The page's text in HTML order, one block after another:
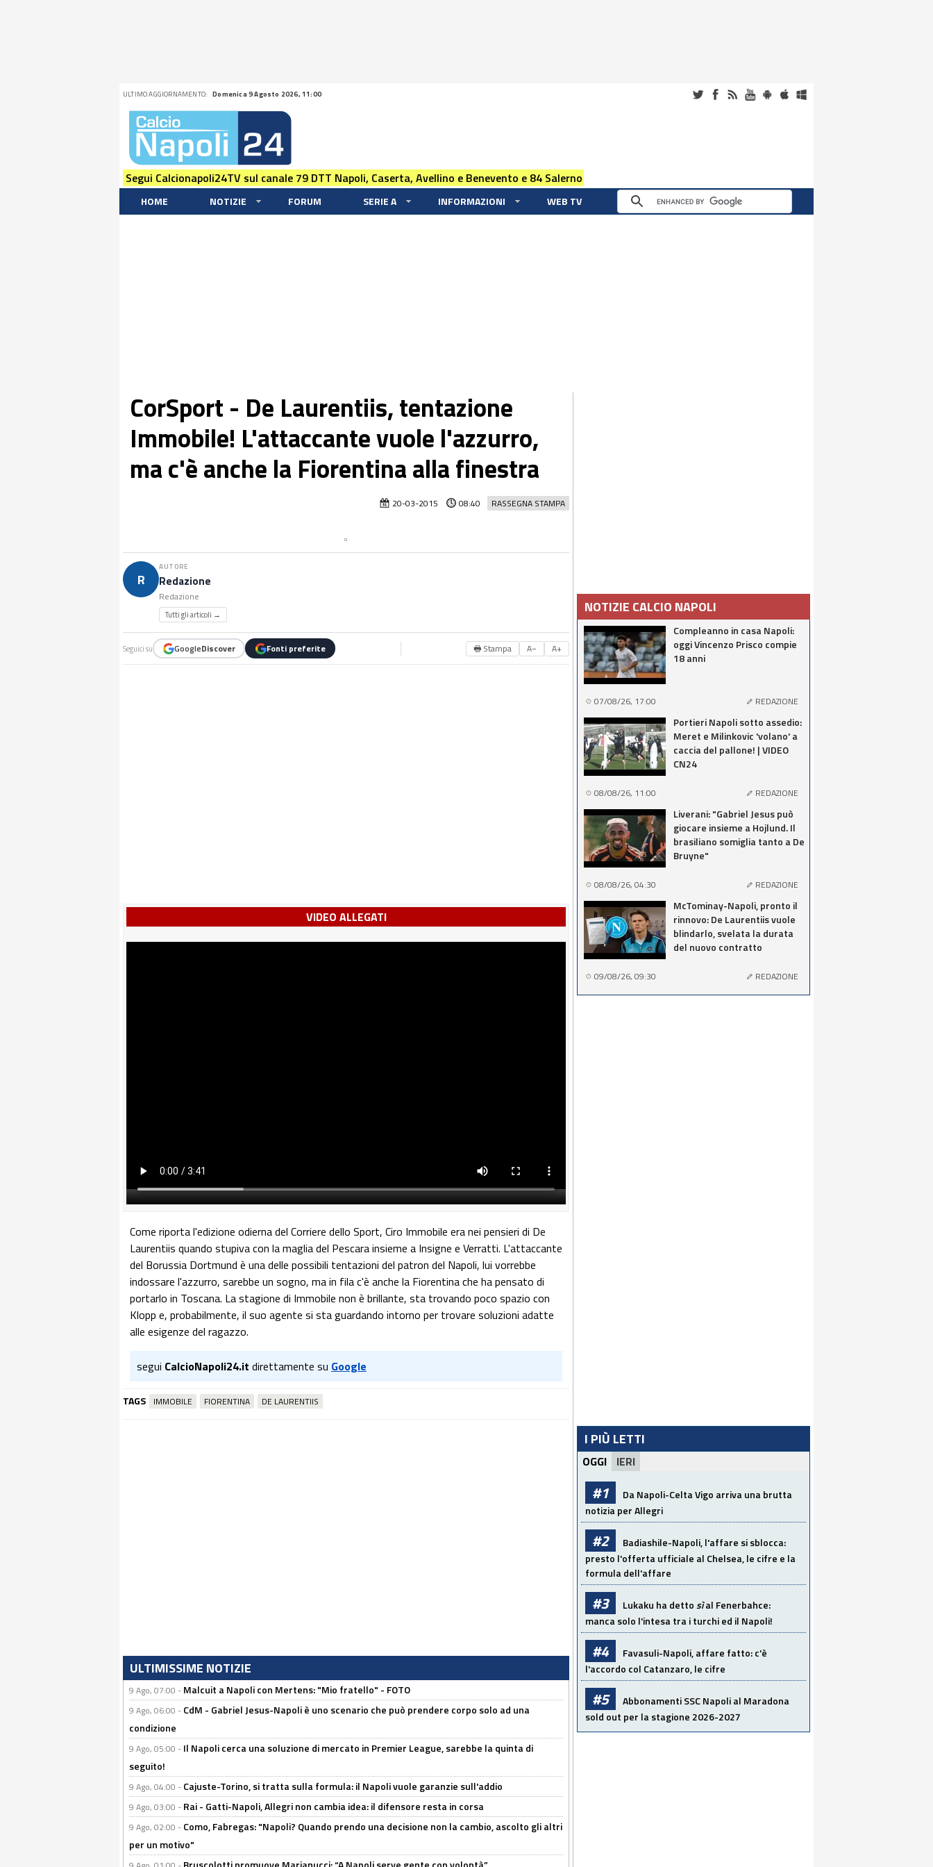
ULTIMO AGGIORNAMENTO: Domenica 9 Agosto 2026, 11:00
Segui Calcionapoli24TV sul canale 79 DTT Napoli, Caserta, Avellino e Benevento e 84 Salerno
HOME NOTIZIE FORUM SERIE A INFORMAZIONI WEB TV
CorSport - De Laurentiis, tentazione
Immobile! L'attaccante vuole l'azzurro,
ma c'è anche la Fiorentina alla finestra
RASSEGNA STAMPA
20-03-2015 08:40
R
AUTORE
Redazione
Redazione
Tutti gli articoli →
Seguici su GoogleDiscover Fonti preferite 🖶 Stampa A− A+
VIDEO ALLEGATI
Come riporta l'edizione odierna del Corriere dello Sport, Ciro Immobile era nei pensieri di De
Laurentiis quando stupiva con la maglia del Pescara insieme a Insigne e Verratti. L'attaccante
del Borussia Dortmund è una delle possibili tentazioni del patron del Napoli, lui vorrebbe
indossare l'azzurro, sarebbe un sogno, ma in fila c'è anche la Fiorentina che ha pensato di
portarlo in Toscana. La stagione di Immobile non è brillante, sta trovando poco spazio con
Klopp e, probabilmente, il suo agente si sta guardando intorno per trovare soluzioni adatte
alle esigenze del ragazzo.
segui CalcioNapoli24.it direttamente su Google
TAGS IMMOBILE FIORENTINA DE LAURENTIIS
ULTIMISSIME NOTIZIE
9 Ago, 07:00 - Malcuit a Napoli con Mertens: "Mio fratello" - FOTO
9 Ago, 06:00 - CdM - Gabriel Jesus-Napoli è uno scenario che può prendere corpo solo ad una
condizione
9 Ago, 05:00 - Il Napoli cerca una soluzione di mercato in Premier League, sarebbe la quinta di
seguito!
9 Ago, 04:00 - Cajuste-Torino, si tratta sulla formula: il Napoli vuole garanzie sull'addio
9 Ago, 03:00 - Rai - Gatti-Napoli, Allegri non cambia idea: il difensore resta in corsa
9 Ago, 02:00 - Como, Fabregas: "Napoli? Quando prendo una decisione non la cambio, ascolto gli altri
per un motivo"
NOTIZIE CALCIO NAPOLI
Compleanno in casa Napoli:
oggi Vincenzo Prisco compie
18 anni
07/08/26, 17:00 REDAZIONE
Portieri Napoli sotto assedio:
Meret e Milinkovic 'volano' a
caccia del pallone! | VIDEO
CN24
08/08/26, 11:00 REDAZIONE
Liverani: "Gabriel Jesus può
giocare insieme a Hojlund. Il
brasiliano somiglia tanto a De
Bruyne"
08/08/26, 04:30 REDAZIONE
McTominay-Napoli, pronto il
rinnovo: De Laurentiis vuole
blindarlo, svelata la durata
del nuovo contratto
09/08/26, 09:30 REDAZIONE
I PIÙ LETTI
OGGI IERI
#1
Da Napoli-Celta Vigo arriva una brutta
notizia per Allegri
#2
Badiashile-Napoli, l'affare si sblocca:
presto l'offerta ufficiale al Chelsea, le cifre e la
formula dell'affare
#3 Lukaku ha dettosìal Fenerbahce:
manca solo l'intesa tra i turchi ed il Napoli!
#4
Favasuli-Napoli, affare fatto: c'è
l'accordo col Catanzaro, le cifre
#5
Abbonamenti SSC Napoli al Maradona
sold out per la stagione 2026-2027